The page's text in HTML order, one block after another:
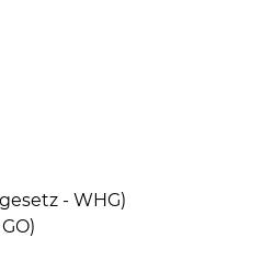
- WHG)